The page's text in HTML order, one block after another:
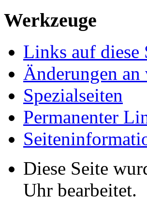
Werkzeuge
Links auf diese
Änderungen
Spezialseiten
Permanenter
Diese Seite
Uhr bearbeitet.